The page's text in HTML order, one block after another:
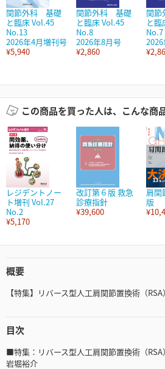
関節外科 基礎
と臨床 Vol.45
No.13
2026年4月増刊号
¥5,940
関節外科 基礎
と臨床 Vol.45
No.8
2026年8月号
¥2,860
関
と臨
No.7
この商品を買った人は、こんな商
レジデントノー
ト増刊 Vol.27
No.2
¥5,170
改訂第６版 救急
診療指針
¥39,600
肩関
版
概要
【特集】リバース型人工肩関節置換術（
目次
■特集：リバース型人工肩関節置換術（
岩堀裕介